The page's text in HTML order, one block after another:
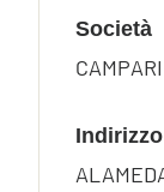
Società
Indirizzo